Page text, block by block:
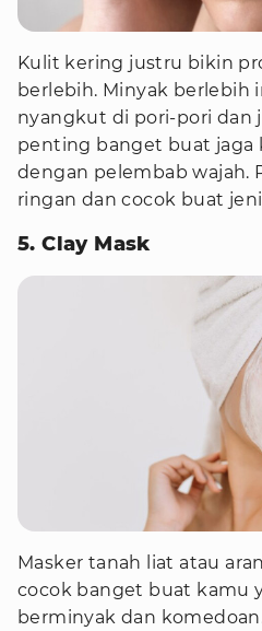
Kulit kering justru bikin
berlebih. Minyak berlebih
nyangkut di pori-pori dan
penting banget buat jaga
dengan pelembab wajah.
ringan dan cocok buat
5. Clay Mask
Masker tanah liat atau
cocok banget buat kamu
berminyak dan